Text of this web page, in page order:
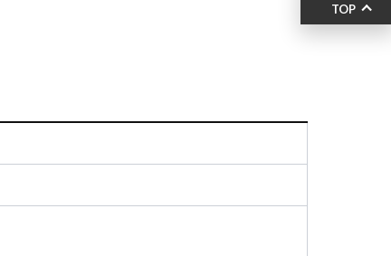
TOP